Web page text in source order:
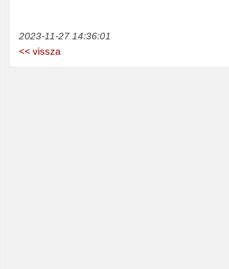
2023-11-27 14:36:01
<< vissza